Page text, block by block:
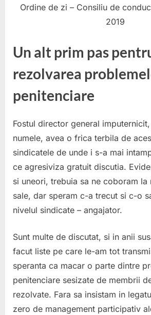
Ordine de zi – Consiliu de
2019
Un alt prim pas
rezolvarea
penitenciare
Fostul director general
numele, avea o frica terbila de
sindicatele de unde i s-a mai
ce agresiviza gratuit discutia.
si uneori, trebuia sa ne coboram la
sale, dar speram c-a trecut si c-o
nivelul sindicate – angajator.
Sunt multe de discutat, si in anii
facut liste pe care le-am tot
speranta ca macar o parte dintre
penitenciare sesizate de membrii
rezolvate. Fara sa insistam in
zero de management participativ